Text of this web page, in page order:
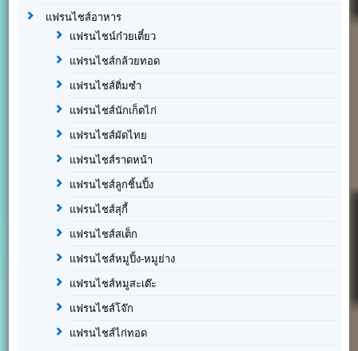
แฟรนไชส์อาหาร
แฟรนไชน์ก๋วยเตี๋ยว
แฟรนไชส์กล้วยทอด
แฟรนไชส์ติ่มซำ
แฟรนไชส์นักเก็ตไก่
แฟรนไชส์ผัดไทย
แฟรนไชส์ราดหน้า
แฟรนไชส์ลูกชิ้นปิ้ง
แฟรนไชส์สุกี้
แฟรนไชส์สเต็ก
แฟรนไชส์หมูปิ้ง-หมูย่าง
แฟรนไชส์หมูสะเต๊ะ
แฟรนไชส์โจ๊ก
แฟรนไชส์ไก่ทอด